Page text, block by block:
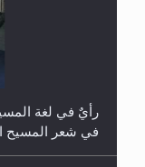
حفل توزيع
في شعر المسيح